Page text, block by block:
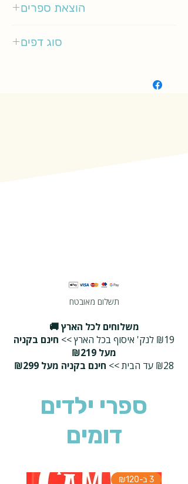
הוצאת ספרים
סוג דפים
תשלום מאובטח
משלוחים לכל הארץ 🚚
₪19 לנק' איסוף בכל הארץ >>
חינם בקניה
מעל ₪219
₪28 עד הבית >>
חינם בקניה מעל ₪299
ספרי ילדים
דומים
3 ב-₪120